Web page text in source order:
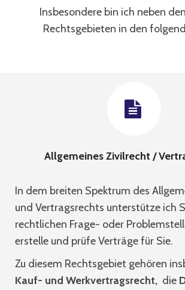
Insbesondere bin ich neben
Rechtsgebieten in den
Allgemeines Zivilrecht /
In dem breiten Spektrum des
und Vertragsrechts unterstütze ich
rechtlichen Frage- oder
erstelle und prüfe Verträge für Sie.
Zu diesem Rechtsgebiet gehören
Kauf- und Werkvertragsrecht, die